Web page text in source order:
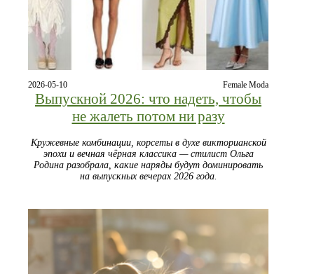
2026-05-10 Female Moda
Выпускной 2026: что надеть, чтобы
не жалеть потом ни разу
Кружевные комбинации, корсеты в духе викторианской
эпохи и вечная чёрная классика — стилист Ольга
Родина разобрала, какие наряды будут доминировать
на выпускных вечерах 2026 года.